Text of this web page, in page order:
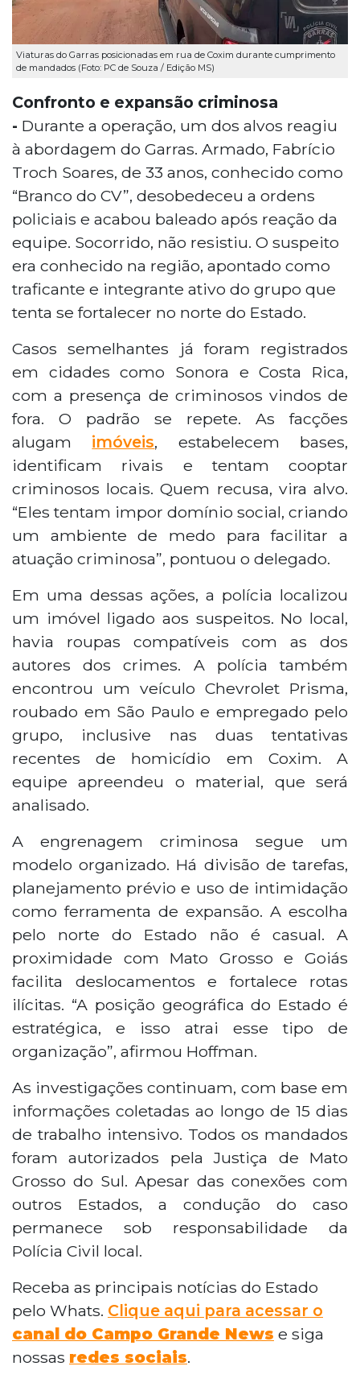
Viaturas do Garras posicionadas em rua de Coxim durante cumprimento
de mandados (Foto: PC de Souza / Edição MS)
Confronto e expansão criminosa
- Durante a operação, um dos alvos reagiu
à abordagem do Garras. Armado, Fabrício
Troch Soares, de 33 anos, conhecido como
“Branco do CV”, desobedeceu a ordens
policiais e acabou baleado após reação da
equipe. Socorrido, não resistiu. O suspeito
era conhecido na região, apontado como
traficante e integrante ativo do grupo que
tenta se fortalecer no norte do Estado.
Casos semelhantes já foram registrados
em cidades como Sonora e Costa Rica,
com a presença de criminosos vindos de
fora. O padrão se repete. As facções
alugam imóveis, estabelecem bases,
identificam rivais e tentam cooptar
criminosos locais. Quem recusa, vira alvo.
“Eles tentam impor domínio social, criando
um ambiente de medo para facilitar a
atuação criminosa”, pontuou o delegado.
Em uma dessas ações, a polícia localizou
um imóvel ligado aos suspeitos. No local,
havia roupas compatíveis com as dos
autores dos crimes. A polícia também
encontrou um veículo Chevrolet Prisma,
roubado em São Paulo e empregado pelo
grupo, inclusive nas duas tentativas
recentes de homicídio em Coxim. A
equipe apreendeu o material, que será
analisado.
A engrenagem criminosa segue um
modelo organizado. Há divisão de tarefas,
planejamento prévio e uso de intimidação
como ferramenta de expansão. A escolha
pelo norte do Estado não é casual. A
proximidade com Mato Grosso e Goiás
facilita deslocamentos e fortalece rotas
ilícitas. “A posição geográfica do Estado é
estratégica, e isso atrai esse tipo de
organização”, afirmou Hoffman.
As investigações continuam, com base em
informações coletadas ao longo de 15 dias
de trabalho intensivo. Todos os mandados
foram autorizados pela Justiça de Mato
Grosso do Sul. Apesar das conexões com
outros Estados, a condução do caso
permanece sob responsabilidade da
Polícia Civil local.
Receba as principais notícias do Estado
pelo Whats. Clique aqui para acessar o
canal do Campo Grande News e siga
nossas redes sociais.